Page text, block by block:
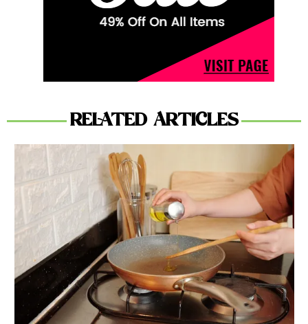
RELATED ARTICLES